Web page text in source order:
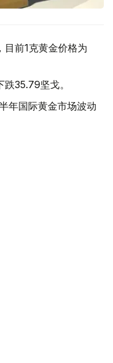
前1克黄金价格为
35.79坚戈。
年国际黄金市场波动